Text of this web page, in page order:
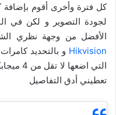
كل فترة وأخرى أقوم بإضافة
لجودة التصوير و لكن في
الأفضل من وجهة نظري
Hikvision
التي
تعطيني أدق التفاصيل